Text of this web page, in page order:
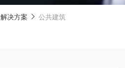
解决方案 公共建筑